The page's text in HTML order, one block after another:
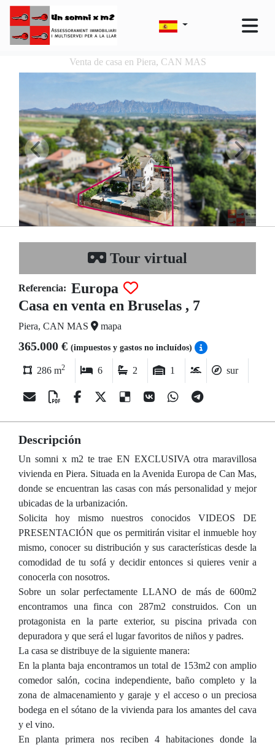
Venta de casa en Piera, CAN MAS
Tour virtual
Referencia: Europa
Casa en venta en Bruselas , 7
Piera, CAN MAS mapa
365.000 € (impuestos y gastos no incluídos)
286 m2 6 2 1 sur
Descripción
Un somni x m2 te trae EN EXCLUSIVA otra maravillosa
vivienda en Piera. Situada en la Avenida Europa de Can Mas,
donde se encuentran las casas con más personalidad y mejor
ubicadas de la urbanización.
Solicita hoy mismo nuestros conocidos VIDEOS DE
PRESENTACIÓN que os permitirán visitar el inmueble hoy
mismo, conocer su distribución y sus características desde la
comodidad de tu sofá y decidir entonces si quieres venir a
conocerla con nosotros.
Sobre un solar perfectamente LLANO de más de 600m2
encontramos una finca con 287m2 construidos. Con un
protagonista en la parte exterior, su piscina privada con
depuradora y que será el lugar favoritos de niños y padres.
La casa se distribuye de la siguiente manera:
En la planta baja encontramos un total de 153m2 con amplio
comedor salón, cocina independiente, baño completo y la
zona de almacenamiento y garaje y el acceso o un preciosa
bodega en el sótano de la vivienda para los amantes del cava
y el vino.
En planta primera nos reciben 4 habitaciones donde la